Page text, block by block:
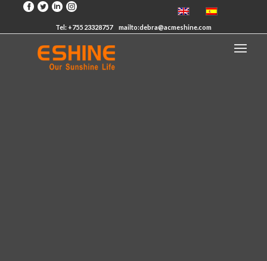
Tel: +755 23328757 mailto:debra@acmeshine.com